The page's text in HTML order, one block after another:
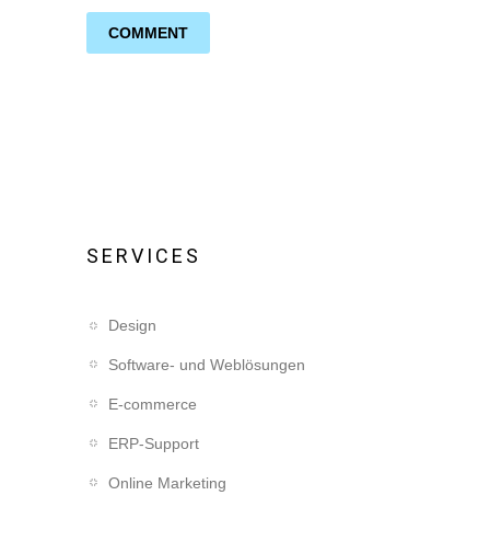
SERVICES
Design
Software- und Weblösungen
E-commerce
ERP-Support
Online Marketing